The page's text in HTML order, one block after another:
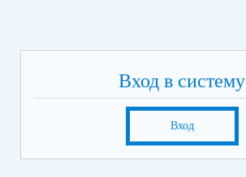
Вход в систему
Вход